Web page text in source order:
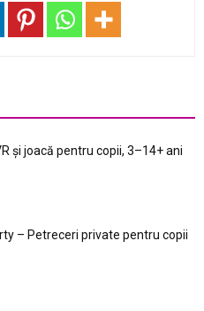
și joacă pentru copii, 3–14+ ani
– Petreceri private pentru copii